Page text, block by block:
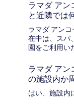
ラマダ アン
と近隣では
ラマダ アン
在中は、スパ
園をご利用い
ラマダ アン
の施設内か
はい、施設内